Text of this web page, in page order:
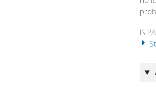
IS